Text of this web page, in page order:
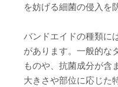
を妨げる細菌の侵入を
バンドエイドの種類に
があります。一般的な
ものや、抗菌成分が含
大きさや部位に応じた